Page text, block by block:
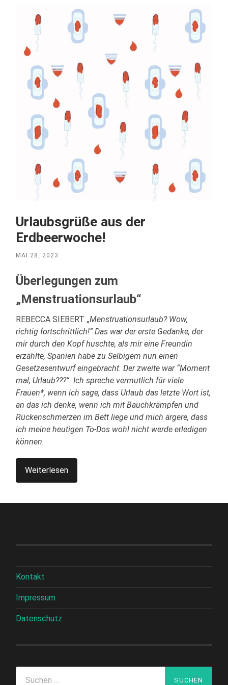
Urlaubsgrüße aus der
Erdbeerwoche!
MAI 28, 2023
Überlegungen zum
„Menstruationsurlaub“
REBECCA SIEBERT.„Menstruationsurlaub? Wow,
richtig fortschrittlich!” Das war der erste Gedanke, der
mir durch den Kopf huschte, als mir eine Freundin
erzählte, Spanien habe zu Selbigem nun einen
Gesetzesentwurf eingebracht. Der zweite war “Moment
mal, Urlaub???”. Ich spreche vermutlich für viele
Frauen*, wenn ich sage, dass Urlaub das letzte Wort ist,
an das ich denke, wenn ich mit Bauchkrämpfen und
Rückenschmerzen im Bett liege und mich ärgere, dass
ich meine heutigen To-Dos wohl nicht werde erledigen
können.
Weiterlesen
Kontakt
Impressum
Datenschutz
nach: